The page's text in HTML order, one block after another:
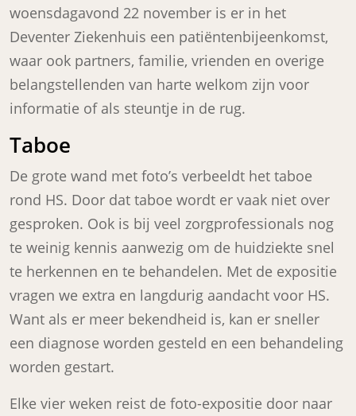
woensdagavond 22 november is er in het
Deventer Ziekenhuis een patiëntenbijeenkomst,
waar ook partners, familie, vrienden en overige
belangstellenden van harte welkom zijn voor
informatie of als steuntje in de rug.
Taboe
De grote wand met foto’s verbeeldt het taboe
rond HS. Door dat taboe wordt er vaak niet over
gesproken. Ook is bij veel zorgprofessionals nog
te weinig kennis aanwezig om de huidziekte snel
te herkennen en te behandelen. Met de expositie
vragen we extra en langdurig aandacht voor HS.
Want als er meer bekendheid is, kan er sneller
een diagnose worden gesteld en een behandeling
worden gestart.
Elke vier weken reist de foto-expositie door naar